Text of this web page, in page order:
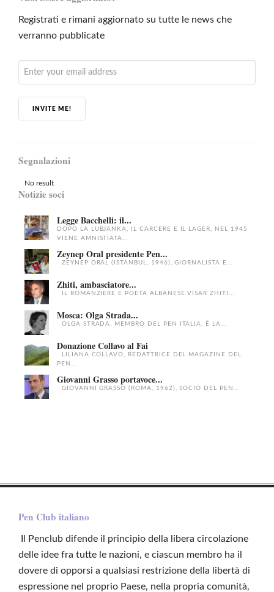
Registrati e rimani aggiornato su tutte le news che
verranno pubblicate
INVITE ME!
Segnalazioni
No result
Notizie soci
Legge Bacchelli: il...
DOPO LA LUBJANKA, IL CARCERE E IL LAGER, NEL 1945
VIENE AMNISTIATA...
Zeynep Oral presidente Pen...
ZEYNEP ORAL (ISTANBUL, 1946), GIORNALISTA E...
Zhiti, ambasciatore...
IL ROMANZIERE E POETA ALBANESE VISAR ZHITI...
Mosca: Olga Strada...
OLGA STRADA, MEMBRO DEL PEN ITALIA, È LA...
Donazione Collavo al Fai
LILIANA COLLAVO, REDATTRICE DEL MAGAZINE DEL
PEN...
Giovanni Grasso portavoce...
GIOVANNI GRASSO (ROMA, 1962), SOCIO DEL PEN...
Pen Club italiano
Il Penclub difende il principio della libera circolazione
delle idee fra tutte le nazioni, e ciascun membro ha il
dovere di opporsi a qualsiasi restrizione della libertà di
espressione nel proprio Paese, nella propria comunità,